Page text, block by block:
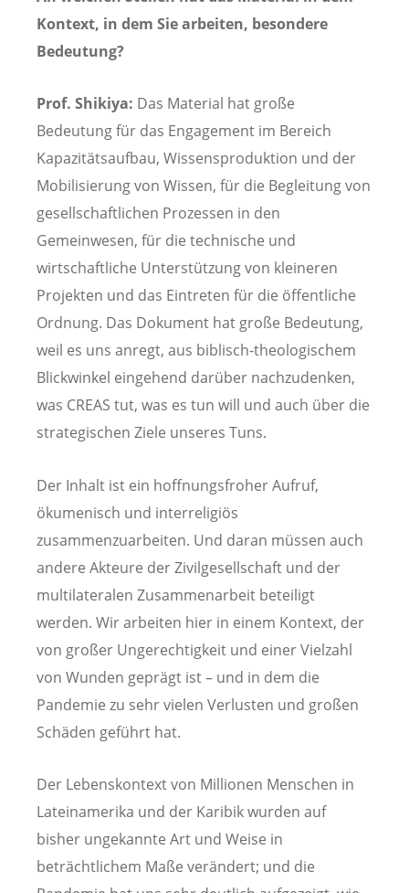
Kontext, in dem Sie arbeiten, besondere
Bedeutung?
Prof. Shikiya: Das Material hat große
Bedeutung für das Engagement im Bereich
Kapazitätsaufbau, Wissensproduktion und der
Mobilisierung von Wissen, für die Begleitung von
gesellschaftlichen Prozessen in den
Gemeinwesen, für die technische und
wirtschaftliche Unterstützung von kleineren
Projekten und das Eintreten für die öffentliche
Ordnung. Das Dokument hat große Bedeutung,
weil es uns anregt, aus biblisch-theologischem
Blickwinkel eingehend darüber nachzudenken,
was CREAS tut, was es tun will und auch über die
strategischen Ziele unseres Tuns.
Der Inhalt ist ein hoffnungsfroher Aufruf,
ökumenisch und interreligiös
zusammenzuarbeiten. Und daran müssen auch
andere Akteure der Zivilgesellschaft und der
multilateralen Zusammenarbeit beteiligt
werden. Wir arbeiten hier in einem Kontext, der
von großer Ungerechtigkeit und einer Vielzahl
von Wunden geprägt ist – und in dem die
Pandemie zu sehr vielen Verlusten und großen
Schäden geführt hat.
Der Lebenskontext von Millionen Menschen in
Lateinamerika und der Karibik wurden auf
bisher ungekannte Art und Weise in
beträchtlichem Maße verändert; und die